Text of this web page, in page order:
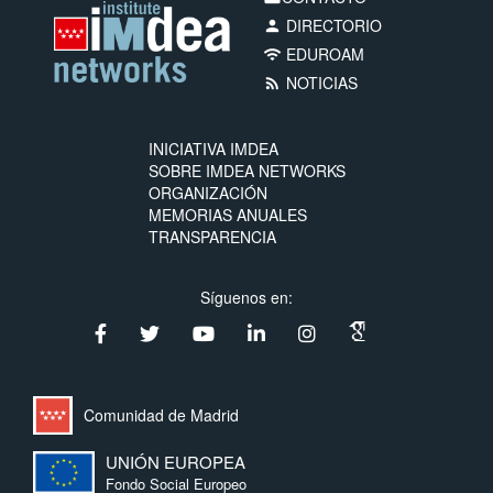
person DIRECTORIO
wifi EDUROAM
rss_feed NOTICIAS
INICIATIVA IMDEA
SOBRE IMDEA NETWORKS
ORGANIZACIÓN
MEMORIAS ANUALES
TRANSPARENCIA
Síguenos en:
Comunidad de Madrid
UNIÓN EUROPEA
Fondo Social Europeo